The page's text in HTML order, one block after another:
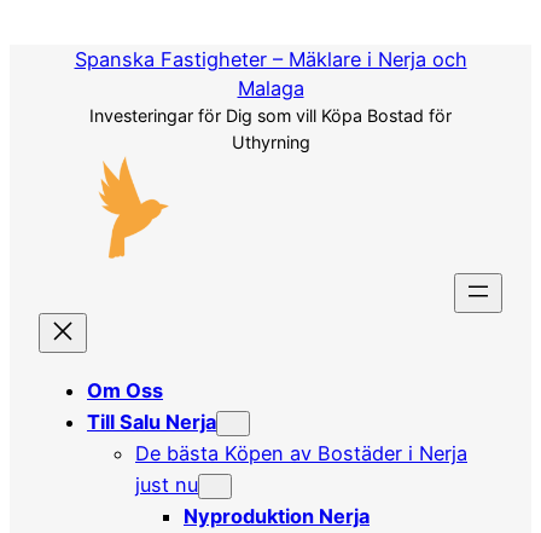
Spanska Fastigheter – Mäklare i Nerja och
Malaga
Investeringar för Dig som vill Köpa Bostad för
Uthyrning
Om Oss
Till Salu Nerja
De bästa Köpen av Bostäder i Nerja
just nu
Nyproduktion Nerja